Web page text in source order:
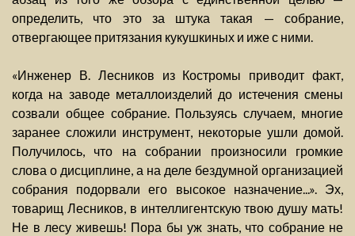
определить, что это за штука такая — собрание,
отвергающее притязания кукушкиных и иже с ними.
«Инженер В. Лесников из Костромы приводит факт,
когда на заводе металлоизделий до истечения смены
созвали общее собрание. Пользуясь случаем, многие
заранее сложили инструмент, некоторые ушли домой.
Получилось, что на собрании произносили громкие
слова о дисциплине, а на деле бездумной организацией
собрания подорвали его высокое назначение...». Эх,
товарищ Лесников, в интеллигентскую твою душу мать!
Не в лесу живешь! Пора бы уж знать, что собрание не